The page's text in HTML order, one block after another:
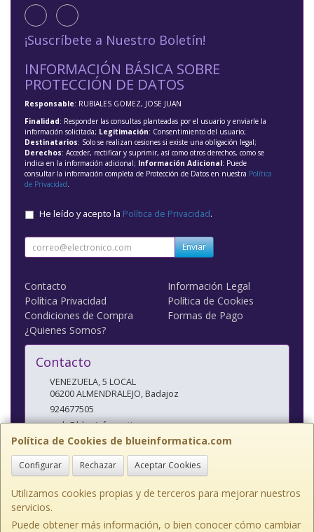
Política de Cookies de blueinformatica.com
Configurar Rechazar Aceptar Cookies
Utilizamos cookies propias y de terceros para mejorar nuestros
servicios.
Puede obtener más información, o bien conocer cómo cambiar
¡Suscríbete a Nuestro Boletín!
INFORMACIÓN BÁSICA SOBRE
PROTECCIÓN DE DATOS
Responsable: RUBIALES GOMEZ, JOSE JUAN
Finalidad: Responder las consultas planteadas por el usuario y enviarle la
información solicitada; Legitimación: Consentimiento del usuario;
Destinatarios: Solo se realizan cesiones si existe una obligación legal;
Derechos: Acceder, rectificar y suprimir, así como otros derechos, como se
indica en la información adicional; Información Adicional: Puede
consultar la información completa de Protección de Datos en nuestra Política
de Privacidad.
He leído y acepto la Política de Privacidad.
Enviar
Contacto
Información Legal
Política Privacidad
Política de Cookies
Condiciones de Compra
Formas de Pago
¿Quienes Somos?
Contacto
VENEZUELA, 5 LOCAL
06200ALMENDRALEJO,Badajoz
924677505
web@blueinformatica.com
Horario
10 a 14 Y 17 a 20:30